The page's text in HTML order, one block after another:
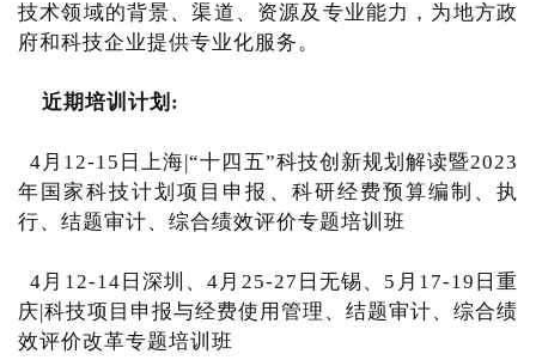
技术领域的背景、渠道、资源及专业能力，为地方政
府和科技企业提供专业化服务。
近期培训计划:
4月12-15日上海|“十四五”科技创新规划解读暨2023
年国家科技计划项目申报、科研经费预算编制、执
行、结题审计、综合绩效评价专题培训班
4月12-14日深圳、4月25-27日无锡、5月17-19日重
庆|科技项目申报与经费使用管理、结题审计、综合绩
效评价改革专题培训班